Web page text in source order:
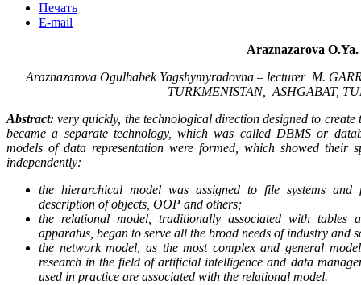
Печать
E-mail
Araznazarova O.Ya.
Araznazarova Ogulbabek Yagshymyradovna – lecturer M.
TURKMENISTAN, ASHGABAT,
Abstract: very quickly, the technological direction designed to
became a separate technology, which was called DBMS or
models of data representation were formed, which showed their
independently:
the hierarchical model was assigned to file systems and
description of objects, OOP and others;
the relational model, traditionally associated with tables
apparatus, began to serve all the broad needs of industry and
the network model, as the most complex and general
research in the field of artificial intelligence and data
used in practice are associated with the relational model.